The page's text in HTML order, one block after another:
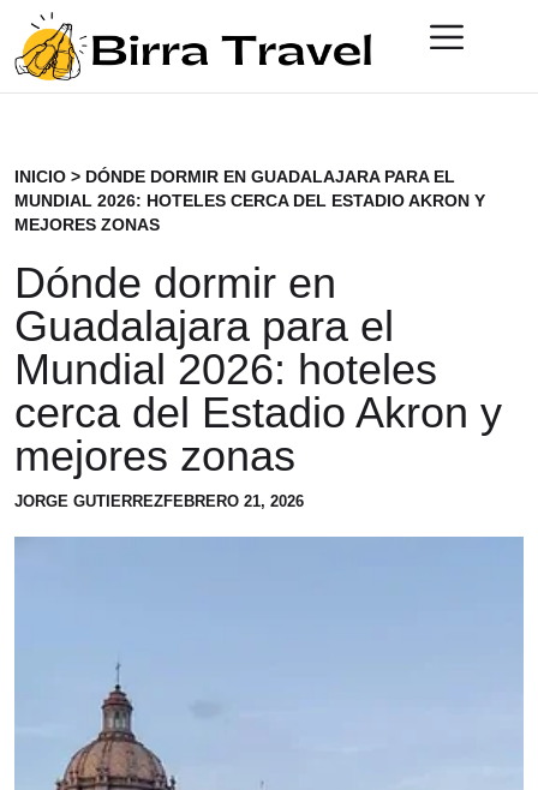
INICIO > DÓNDE DORMIR EN GUADALAJARA PARA EL
MUNDIAL 2026: HOTELES CERCA DEL ESTADIO AKRON Y
MEJORES ZONAS
Dónde dormir en
Guadalajara para el
Mundial 2026: hoteles
cerca del Estadio Akron y
mejores zonas
JORGE GUTIERREZFEBRERO 21, 2026